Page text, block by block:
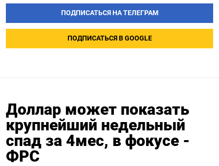
ПОДПИСАТЬСЯ НА ТЕЛЕГРАМ
ПОДПИСАТЬСЯ В GOOGLE
Доллар может показать
крупнейший недельный
спад за 4мес, в фокусе -
ФРС